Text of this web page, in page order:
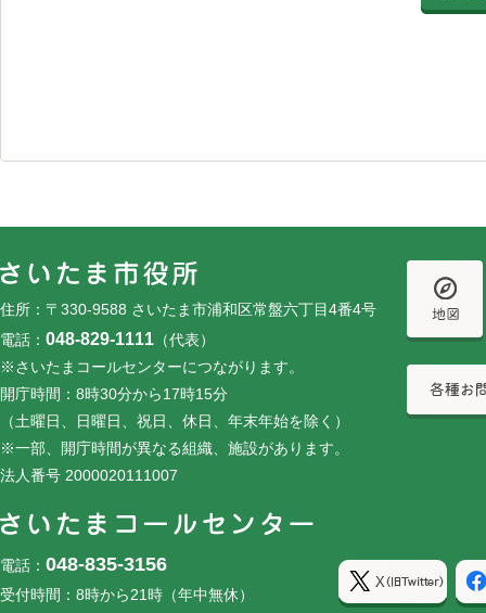
住所：〒330-9588 さいたま市浦和区常盤六丁目4番4号
電話： 048-829-1111 （代表）
※さいたまコールセンターにつながります。
開庁時間：8時30分から17時15分
（土曜日、日曜日、祝日、休日、年末年始を除く）
※一部、開庁時間が異なる組織、施設があります。
法人番号 2000020111007
電話： 048-835-3156
受付時間：8時から21時（年中無休）